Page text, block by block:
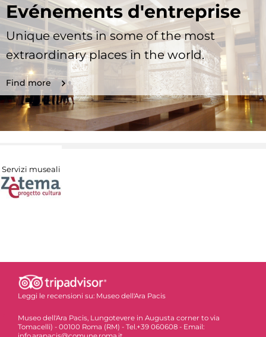
Evénements d'entreprise
Unique events in some of the most
extraordinary places in the world.
Find more
Servizi museali
Leggi le recensioni su: Museo dell'Ara Pacis
Museo dell'Ara Pacis, Lungotevere in Augusta corner to via
Tomacelli) - 00100 Roma (RM) - Tel.+39 060608 - Email: